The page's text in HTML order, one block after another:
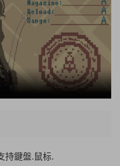
持鍵盤.鼠标.